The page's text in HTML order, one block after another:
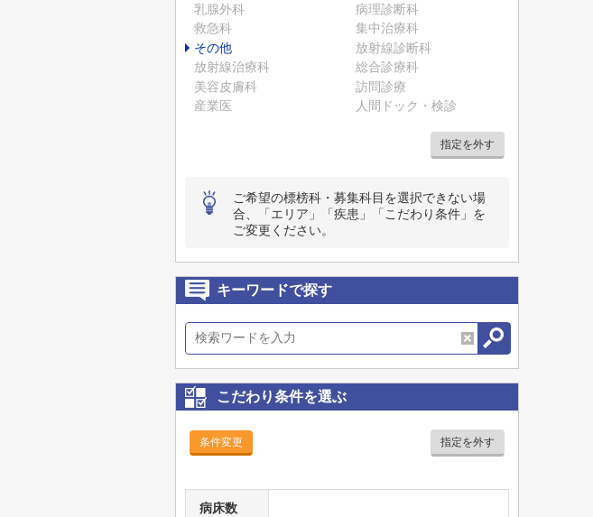
乳腺外科
病理診断科
救急科
集中治療科
その他
放射線診断科
放射線治療科
総合診療科
美容皮膚科
訪問診療
産業医
人間ドック・検診
指定を外す
ご希望の標榜科・募集科目を選択できない場
合、「エリア」「疾患」「こだわり条件」を
ご変更ください。
キーワードで探す
こだわり条件を選ぶ
条件変更 指定を外す
病床数